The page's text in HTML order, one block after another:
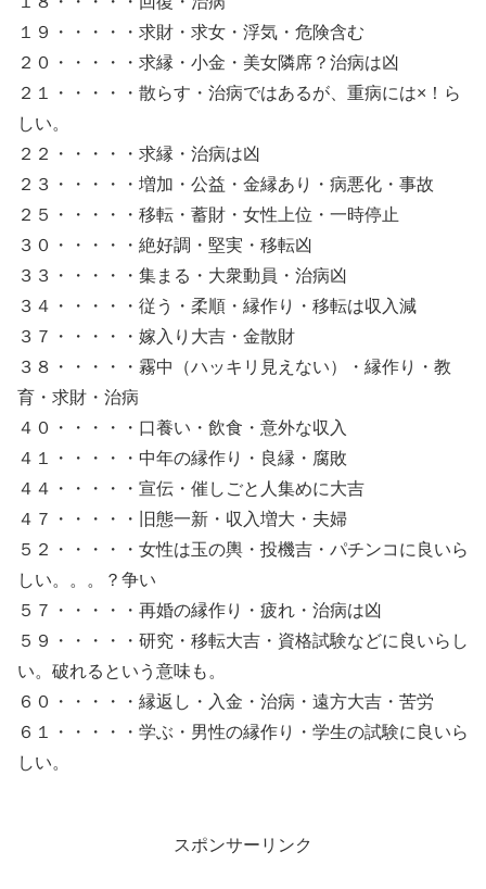
１９・・・・・求財・求女・浮気・危険含む
２０・・・・・求縁・小金・美女隣席？治病は凶
２１・・・・・散らす・治病ではあるが、重病には×！ら
しい。
２２・・・・・求縁・治病は凶
２３・・・・・増加・公益・金縁あり・病悪化・事故
２５・・・・・移転・蓄財・女性上位・一時停止
３０・・・・・絶好調・堅実・移転凶
３３・・・・・集まる・大衆動員・治病凶
３４・・・・・従う・柔順・縁作り・移転は収入減
３７・・・・・嫁入り大吉・金散財
３８・・・・・霧中（ハッキリ見えない）・縁作り・教
育・求財・治病
４０・・・・・口養い・飲食・意外な収入
４１・・・・・中年の縁作り・良縁・腐敗
４４・・・・・宣伝・催しごと人集めに大吉
４７・・・・・旧態一新・収入増大・夫婦
５２・・・・・女性は玉の輿・投機吉・パチンコに良いら
しい。。。？争い
５７・・・・・再婚の縁作り・疲れ・治病は凶
５９・・・・・研究・移転大吉・資格試験などに良いらし
い。破れるという意味も。
６０・・・・・縁返し・入金・治病・遠方大吉・苦労
６１・・・・・学ぶ・男性の縁作り・学生の試験に良いら
しい。
スポンサーリンク